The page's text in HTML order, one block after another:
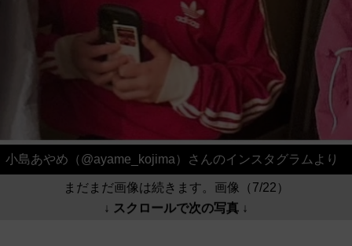
小島あやめ（@ayame_kojima）さんのインスタグラムより
まだまだ画像は続きます。画像（7/22）
↓ スクロールで次の写真 ↓